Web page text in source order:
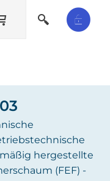
hergestellte
(FEF) -